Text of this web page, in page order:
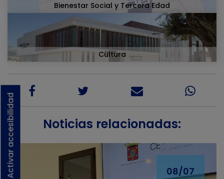
Activar accesibilidad
Bienestar Social y Tercera Edad
Cultura
Noticias relacionadas:
08/07